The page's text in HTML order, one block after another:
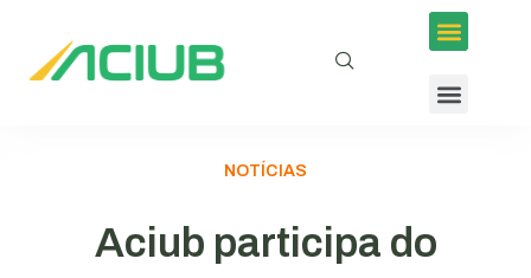
NOTÍCIAS
Aciub participa do